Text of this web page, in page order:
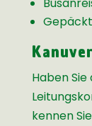
Haben
kennen